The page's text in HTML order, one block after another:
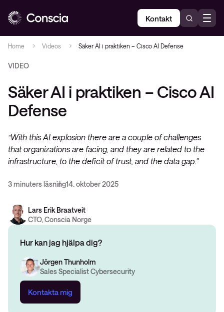
Kontakt
Home Videos Säker AI i praktiken – Cisco AI Defense
VIDEO
Säker AI i praktiken – Cisco AI
Defense
“With this AI explosion there are a couple of challenges
that organizations are facing, and they are related to the
infrastructure, to the deficit of trust, and the data gap."
3 minuters läsning14. oktober 2025
Lars Erik Braatveit
CTO, Conscia Norge
Hur kan jag hjälpa dig?
Jörgen Thunholm
Sales Specialist Cybersecurity
Kontakta mig